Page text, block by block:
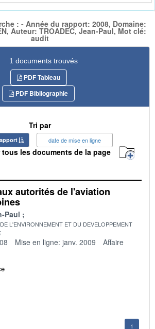
: - Année du rapport: 2008, Domaine:
Auteur: TROADEC, Jean-Paul, Mot clé:
audit
1 documents trouvés
PDF Tableau
PDF Bibliographie
Tri par
date de mise en ligne
les documents de la page
autorités de l'aviation
Paul
L'ENVIRONNEMENT ET DU DEVELOPPEMENT
Mise en ligne: janv. 2009
Affaire
1